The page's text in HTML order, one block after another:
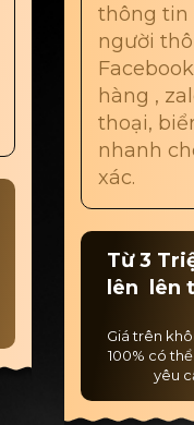
thông tin
người
hàng ,
thoại,
nhanh
xác.
Từ 3
lên lên
Giá trên
100% có
yêu